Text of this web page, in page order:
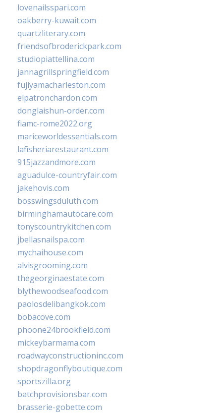
lovenailsspari.com
oakberry-kuwait.com
quartzliterary.com
friendsofbroderickpark.com
studiopiattellina.com
jannagrillspringfield.com
fujiyamacharleston.com
elpatronchardon.com
donglaishun-order.com
fiamc-rome2022.org
mariceworldessentials.com
lafisheriarestaurant.com
915jazzandmore.com
aguadulce-countryfair.com
jakehovis.com
bosswingsduluth.com
birminghamautocare.com
tonyscountrykitchen.com
jbellasnailspa.com
mychaihouse.com
alvisgrooming.com
thegeorginaestate.com
blythewoodseafood.com
paolosdelibangkok.com
bobacove.com
phoone24brookfield.com
mickeybarmama.com
roadwayconstructioninc.com
shopdragonflyboutique.com
sportszilla.org
batchprovisionsbar.com
brasserie-gobette.com